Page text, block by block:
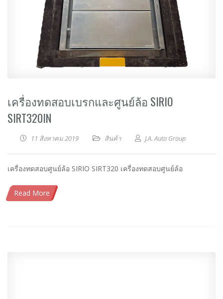
เครื่องทดสอบเบรกและศูนย์ล้อ SIRIO
SIRT320IN
11 สิงหาคม 2019 สินค้า J.A. Auto Group
เครื่องทดสอบศูนย์ล้อ SIRIO SIRT320 เครื่องทดสอบศูนย์ล้อ
Read More